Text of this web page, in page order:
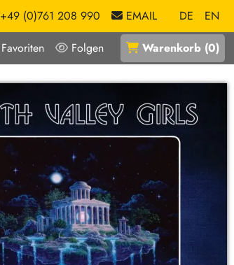
+49 (0)761 208 990 EMAIL DE
EN
Favoriten Folgen Warenkorb (0)